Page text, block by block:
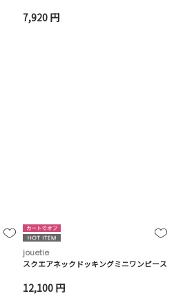
7,920 円
jouetie
スクエアネックドッキングミニワンピース
12,100 円